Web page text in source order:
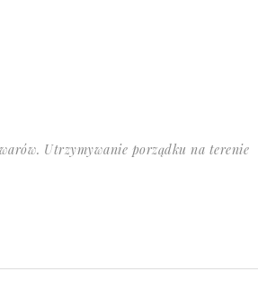
Utrzymywanie porządku na terenie